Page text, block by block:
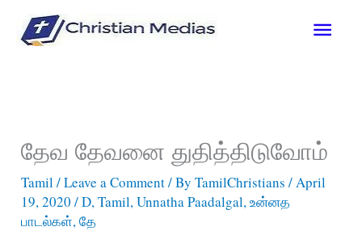
Main
தேவ தேவனை துதித்திடுவோம்
Tamil /Leave a Comment/ ByTamilChristians/ April
19, 2020/D,Tamil,Unnatha Paadalgal,உன்னத
பாடல்கள்,தே